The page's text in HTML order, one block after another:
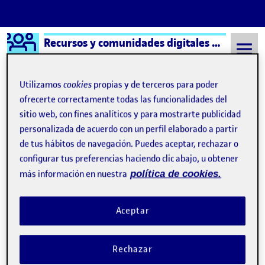
Saltar al contenido
Logo Ágora Recursos y comunidades digitales aula 1
Semestre 20212 - Aula 1 social
social
Las redessociales ¿buenas o malas?
Publicado por
Elba Guerra López
Fecha de publicación
-comentario
Las redessociales ¿buenas o malas? ¿nos ayudan o nos
perjudican? Debates presentes desde, casi, la creación de las
mismas Si hacemos una búsqueda rápida veremos que la
mayor parte de los usuarios están en contra del uso de las redes
Utilizamoscookies propias y de terceros para poder
ofrecerte correctamente todas las funcionalidades del
sitio web, con fines analíticos y para mostrarte publicidad
personalizada de acuerdo con un perfil elaborado a partir
de tus hábitos de navegación. Puedes aceptar, rechazar o
configurar tus preferencias haciendo clic abajo, u obtener
más información en nuestra política de cookies.
Rechazar
Aceptar